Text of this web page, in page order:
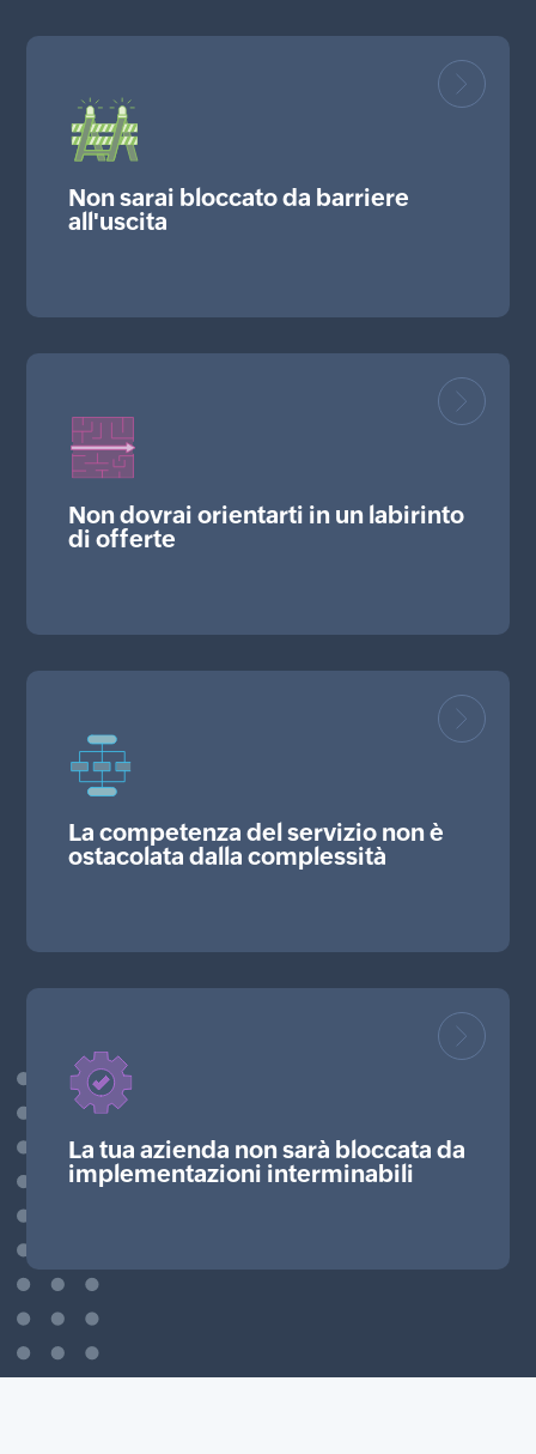
Non sarai bloccato da barriere
all'uscita
Non dovrai orientarti in un labirinto
di offerte
La competenza del servizio non è
ostacolata dalla complessità
La tua azienda non sarà bloccata da
implementazioni interminabili